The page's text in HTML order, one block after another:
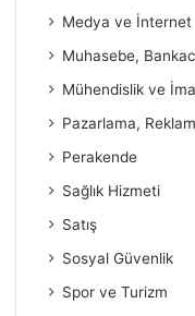
Medya ve İnternet
Muhasebe,
Mühendislik ve
Pazarlama,
Perakende
Sağlık Hizmeti
Satış
Sosyal Güvenlik
Spor ve Turizm